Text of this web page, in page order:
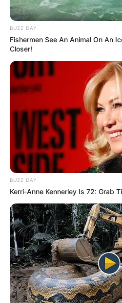
BUZZ DAY
Fishermen See An Animal On An
Closer!
BUZZ DAY
Kerri-Anne Kennerley Is 72: Grab